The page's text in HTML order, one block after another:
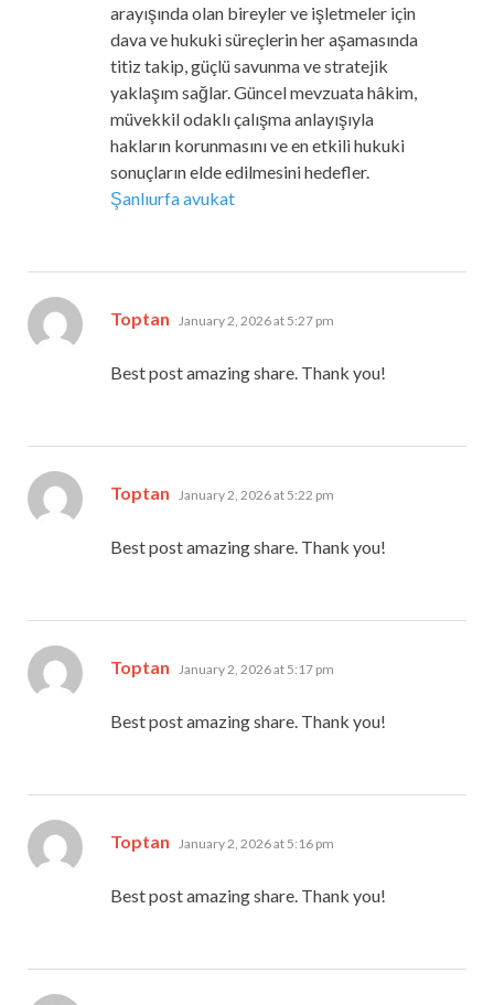
arayışında olan bireyler ve işletmeler için
dava ve hukuki süreçlerin her aşamasında
titiz takip, güçlü savunma ve stratejik
yaklaşım sağlar. Güncel mevzuata hâkim,
müvekkil odaklı çalışma anlayışıyla
hakların korunmasını ve en etkili hukuki
sonuçların elde edilmesini hedefler.
Şanlıurfa avukat
Toptan says:
January 2, 2026 at 5:27 pm
Best post amazing share. Thank you!
Toptan says:
January 2, 2026 at 5:22 pm
Best post amazing share. Thank you!
Toptan says:
January 2, 2026 at 5:17 pm
Best post amazing share. Thank you!
Toptan says:
January 2, 2026 at 5:16 pm
Best post amazing share. Thank you!